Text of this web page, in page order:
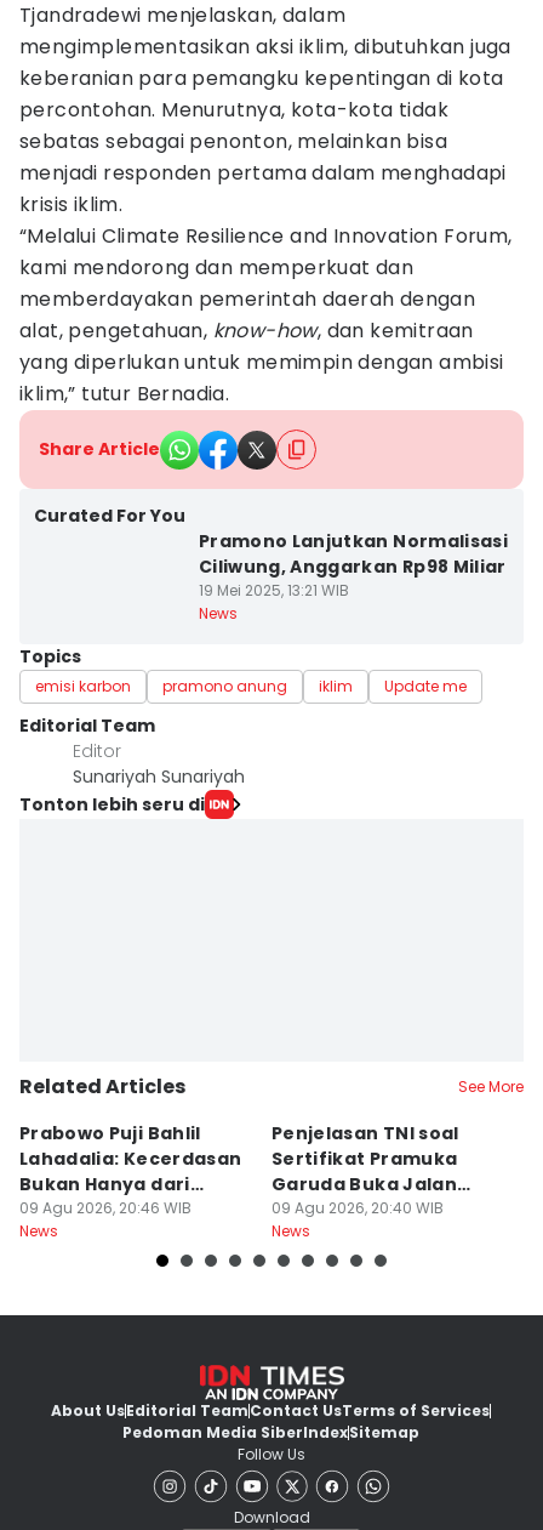
Tjandradewi menjelaskan, dalam
mengimplementasikan aksi iklim, dibutuhkan juga
keberanian para pemangku kepentingan di kota
percontohan. Menurutnya, kota-kota tidak
sebatas sebagai penonton, melainkan bisa
menjadi responden pertama dalam menghadapi
krisis iklim.
“Melalui Climate Resilience and Innovation Forum,
kami mendorong dan memperkuat dan
memberdayakan pemerintah daerah dengan
alat, pengetahuan, know-how, dan kemitraan
yang diperlukan untuk memimpin dengan ambisi
iklim,” tutur Bernadia.
Share Article
Curated For You
Pramono Lanjutkan Normalisasi
Ciliwung, Anggarkan Rp98 Miliar
19 Mei 2025, 13:21 WIB
News
Topics
emisi karbon pramono anung iklim Update me
Editorial Team
Editor
Sunariyah Sunariyah
Tonton lebih seru di
Related Articles See More
Prabowo Puji Bahlil
Lahadalia: Kecerdasan
Bukan Hanya dari
Sekolah
09 Agu 2026, 20:46 WIB
News
Penjelasan TNI soal
Sertifikat Pramuka
Garuda Buka Jalan
Masuk Militer
09 Agu 2026, 20:40 WIB
News
About UsEditorial TeamContact UsTerms of Services
Pedoman Media SiberIndexSitemap
Follow Us
Download